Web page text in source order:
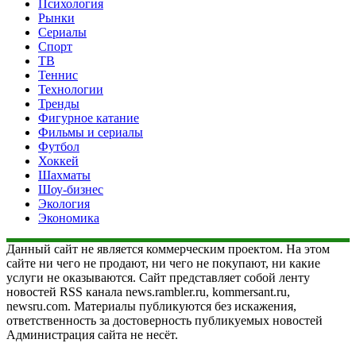
Психология
Рынки
Сериалы
Спорт
ТВ
Теннис
Технологии
Тренды
Фигурное катание
Фильмы и сериалы
Футбол
Хоккей
Шахматы
Шоу-бизнес
Экология
Экономика
Данный сайт не является коммерческим проектом. На этом
сайте ни чего не продают, ни чего не покупают, ни какие
услуги не оказываются. Сайт представляет собой ленту
новостей RSS канала news.rambler.ru, kommersant.ru,
newsru.com. Материалы публикуются без искажения,
ответственность за достоверность публикуемых новостей
Администрация сайта не несёт.